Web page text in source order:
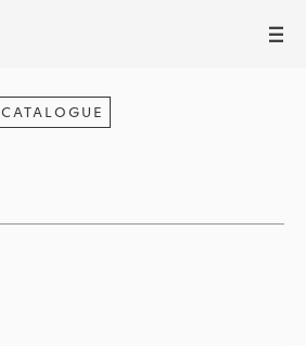
III
CATALOGUE